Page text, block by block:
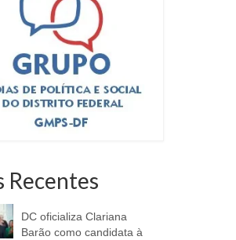
6 de março de 2023
em participar do
deverão regularizar seus
o dia 7 de...
Recentes
DC oficializa Clariana
Barão como candidata à